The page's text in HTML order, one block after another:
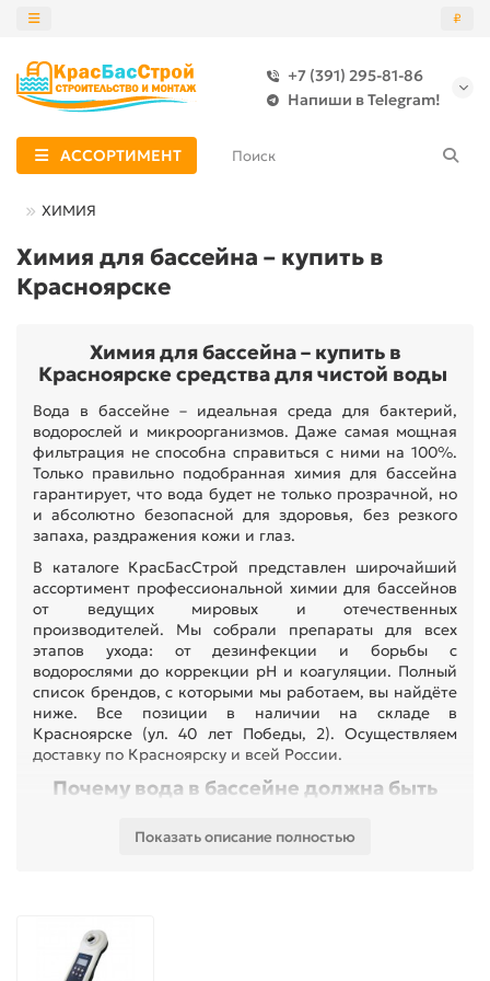
₽
+7 (391) 295-81-86
Напиши в Telegram!
Назад
БЕТОННЫХ БАССЕЙНОВ
БРУСОВЫХ БАССЕЙНОВ
АССОРТИМЕНТ
ХИМИЯ
Химия для бассейна – купить в
Красноярске
Химия для бассейна – купить в
Красноярске средства для чистой воды
Вода в бассейне – идеальная среда для бактерий,
водорослей и микроорганизмов. Даже самая мощная
фильтрация не способна справиться с ними на 100%.
Только правильно подобранная химия для бассейна
гарантирует, что вода будет не только прозрачной, но
и абсолютно безопасной для здоровья, без резкого
запаха, раздражения кожи и глаз.
В каталоге КрасБасСтрой представлен широчайший
ассортимент профессиональной химии для бассейнов
от ведущих мировых и отечественных
производителей. Мы собрали препараты для всех
этапов ухода: от дезинфекции и борьбы с
водорослями до коррекции pH и коагуляции. Полный
список брендов, с которыми мы работаем, вы найдёте
ниже. Все позиции в наличии на складе в
Красноярске (ул. 40 лет Победы, 2). Осуществляем
доставку по Красноярску и всей России.
Почему вода в бассейне должна быть
Чистая вода — это результат системного подхода. Вот
Показать описание полностью